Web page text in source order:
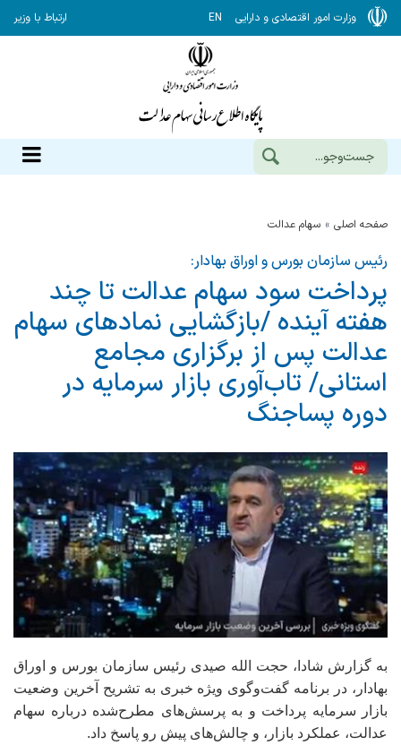
وزارت امور اقتصادی و دارایی EN ارتباط با وزیر
صفحه اصلی سهام عدالت
رئیس سازمان بورس و اوراق بهادار:
پرداخت سود سهام عدالت تا چند
هفته آینده /بازگشایی نمادهای سهام
عدالت پس از برگزاری مجامع
استانی/ تاب‌آوری بازار سرمایه در
دوره پساجنگ
به گزارش شادا، حجت الله صیدی رئیس سازمان بورس و اوراق
بهادار، در برنامه گفت‌وگوی ویژه خبری به تشریح آخرین وضعیت
بازار سرمایه پرداخت و به پرسش‌های مطرح‌شده درباره سهام
عدالت، عملکرد بازار، و چالش‌های پیش رو پاسخ داد.